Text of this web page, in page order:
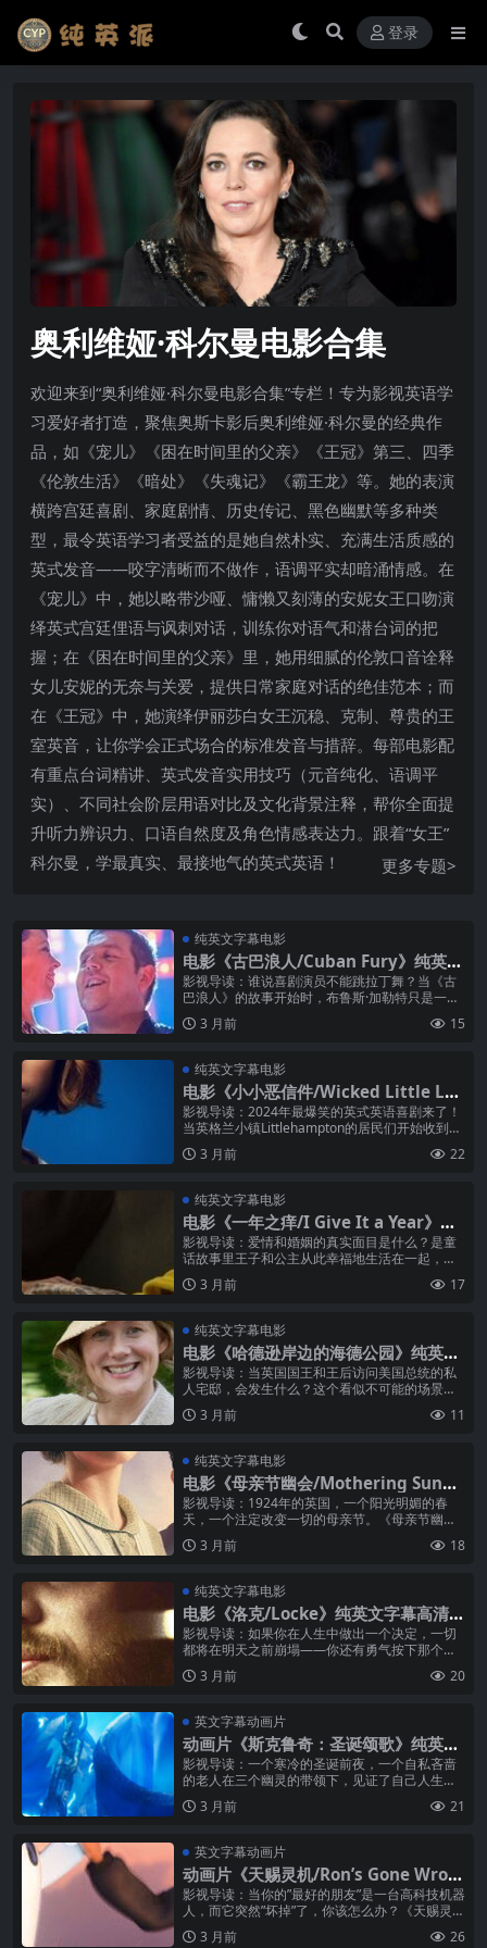
登录
奥利维娅·科尔曼电影合集
欢迎来到“奥利维娅·科尔曼电影合集”专栏！专为影视英语学
习爱好者打造，聚焦奥斯卡影后奥利维娅·科尔曼的经典作
品，如《宠儿》《困在时间里的父亲》《王冠》第三、四季
《伦敦生活》《暗处》《失魂记》《霸王龙》等。她的表演
横跨宫廷喜剧、家庭剧情、历史传记、黑色幽默等多种类
型，最令英语学习者受益的是她自然朴实、充满生活质感的
英式发音——咬字清晰而不做作，语调平实却暗涌情感。在
《宠儿》中，她以略带沙哑、慵懒又刻薄的安妮女王口吻演
绎英式宫廷俚语与讽刺对话，训练你对语气和潜台词的把
握；在《困在时间里的父亲》里，她用细腻的伦敦口音诠释
女儿安妮的无奈与关爱，提供日常家庭对话的绝佳范本；而
在《王冠》中，她演绎伊丽莎白女王沉稳、克制、尊贵的王
室英音，让你学会正式场合的标准发音与措辞。每部电影配
有重点台词精讲、英式发音实用技巧（元音纯化、语调平
实）、不同社会阶层用语对比及文化背景注释，帮你全面提
升听力辨识力、口语自然度及角色情感表达力。跟着“女王”
科尔曼，学最真实、最接地气的英式英语！
更多专题>
纯英文字幕电影
电影《古巴浪人/Cuban Fury》纯英文
字幕高清MP4下载
影视导读：谁说喜剧演员不能跳拉丁舞？当《古
巴浪人》的故事开始时，布鲁斯·加勒特只是一个
被埋藏在自卑和体重背后的普通英国人——一份
并不出色的人力资源工作，一段早已...
3 月前 15
纯英文字幕电影
电影《小小恶信件/Wicked Little Let
ters》纯英文字幕高清MP4下载
影视导读：2024年最爆笑的英式英语喜剧来了！
当英格兰小镇Littlehampton的居民们开始收到充
满粗话的匿名信时，所有人都把怀疑的目光投向
了一个爱尔兰移民...
3 月前 22
纯英文字幕电影
电影《一年之痒/I Give It a Year》纯
英文字幕高清MP4下载
影视导读：爱情和婚姻的真实面目是什么？是童
话故事里王子和公主从此幸福地生活在一起，还
是现实中两个人在文化差异、性格冲突和生活压
力中不断磨合？《一年之痒》用一个极...
3 月前 17
纯英文字幕电影
电影《哈德逊岸边的海德公园》纯英文
字幕高清MP4下载
影视导读：当英国国王和王后访问美国总统的私
人宅邸，会发生什么？这个看似不可能的场景在1
949年的《哈德逊岸边的海德公园》中真实发生
了——富兰克林·德拉诺·罗斯福...
3 月前 11
纯英文字幕电影
电影《母亲节幽会/Mothering Sunda
y》纯英文字幕高清MP4下载
影视导读：1924年的英国，一个阳光明媚的春
天，一个注定改变一切的母亲节。《母亲节幽
会》改编自英国作家格拉罕姆·斯威夫特的同名小
说，讲述了一个在英国乡间别墅中悄...
3 月前 18
纯英文字幕电影
电影《洛克/Locke》纯英文字幕高清M
P4下载
影视导读：如果你在人生中做出一个决定，一切
都将在明天之前崩塌——你还有勇气按下那个开
关吗？《洛克》是一部真正意义上的”独角戏”电
影：整部...
3 月前 20
英文字幕动画片
动画片《斯克鲁奇：圣诞颂歌》纯英文
字幕高清MP4下载
影视导读：一个寒冷的圣诞前夜，一个自私吝啬
的老人在三个幽灵的带领下，见证了自己人生的
每一个片段——过去、现在、未来。这就是《斯
克鲁奇：圣诞颂歌》，狄更斯一百多年...
3 月前 21
英文字幕动画片
动画片《天赐灵机/Ron’s Gone Wron
g》纯英文字幕高清MP4下载
影视导读：当你的”最好的朋友”是一台高科技机器
人，而它突然”坏掉”了，你该怎么办？《天赐灵
机》讲述了一个关于科技...
3 月前 26